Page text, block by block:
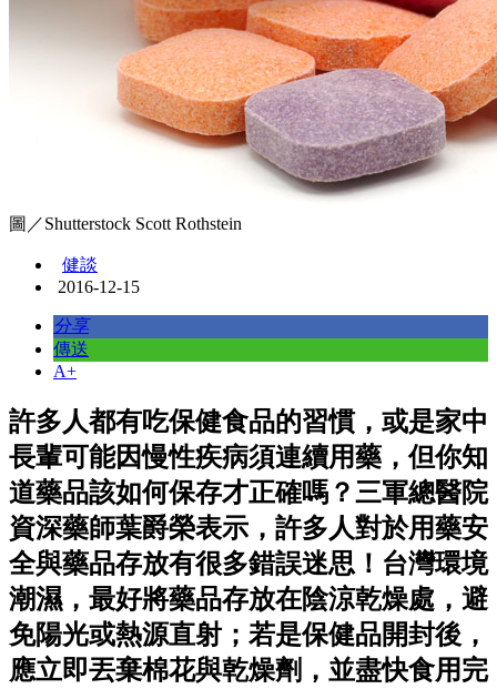
圖／Shutterstock Scott Rothstein
健談
2016-12-15
分享
傳送
A+
許多人都有吃保健食品的習慣，或是家中
長輩可能因慢性疾病須連續用藥，但你知
道藥品該如何保存才正確嗎？三軍總醫院
資深藥師葉爵榮表示，許多人對於用藥安
全與藥品存放有很多錯誤迷思！台灣環境
潮濕，最好將藥品存放在陰涼乾燥處，避
免陽光或熱源直射；若是保健品開封後，
應立即丟棄棉花與乾燥劑，並盡快食用完